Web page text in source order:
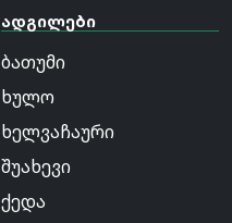
ადგილები
ბათუმი
ხულო
ხელვაჩაური
შუახევი
ქედა